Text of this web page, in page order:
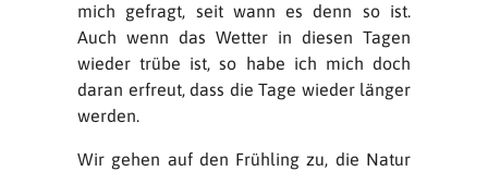
mich gefragt, seit wann es denn so ist.
Auch wenn das Wetter in diesen Tagen
wieder trübe ist, so habe ich mich doch
daran erfreut, dass die Tage wieder länger
werden.
Wir gehen auf den Frühling zu, die Natur